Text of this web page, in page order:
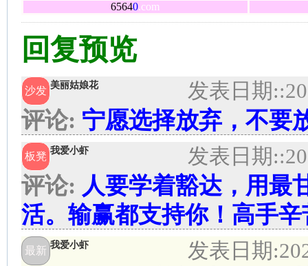
65640.com
回复预览
沙发 美丽姑娘花 发表日期:
评论: 宁愿选择放弃，不要
板凳 我爱小虾 发表日期:
评论: 人要学着豁达，用最
活。输赢都支持你！高手辛
最新 我爱小虾 发表日期: